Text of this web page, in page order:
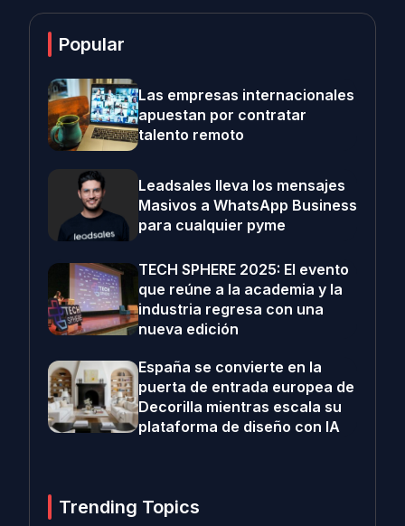
Popular
Las empresas internacionales
apuestan por contratar
talento remoto
Leadsales lleva los mensajes
Masivos a WhatsApp Business
para cualquier pyme
TECH SPHERE 2025: El evento
que reúne a la academia y la
industria regresa con una
nueva edición
España se convierte en la
puerta de entrada europea de
Decorilla mientras escala su
plataforma de diseño con IA
Trending Topics